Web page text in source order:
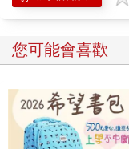
死了。請問，這是誰的
對於上述情況，法學
謀殺，還有什麼好討論
是的，如果證據確鑿
您可能會喜歡